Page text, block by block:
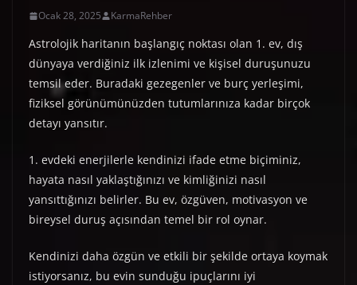
Ocak 28, 2025 KarmaRehber
Astrolojik haritanın başlangıç noktası olan 1. ev, dış
dünyaya verdiğiniz ilk izlenimi ve kişisel duruşunuzu
temsil eder. Buradaki gezegenler ve burç yerleşimi,
fiziksel görünümünüzden tutumlarınıza kadar birçok
detayı yansıtır.
1. evdeki enerjilerle kendinizi ifade etme biçiminiz,
hayata nasıl yaklaştığınızı ve kimliğinizi nasıl
yansıttığınızı belirler. Bu ev, özgüven, motivasyon ve
bireysel duruş açısından temel bir rol oynar.
Kendinizi daha özgün ve etkili bir şekilde ortaya koymak
istiyorsanız, bu evin sunduğu ipuçlarını iyi